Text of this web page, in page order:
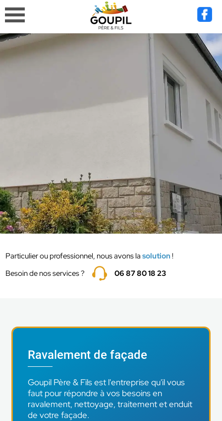
Particulier ou professionnel, nous avons lasolution!
Besoin de nos services ?
06 87 80 18 23
Ravalement de façade
Goupil Père & Fils est l'entreprise qu'il vous
faut pour répondre à vos besoins en
ravalement, nettoyage, traitement et enduit
de votre façade.